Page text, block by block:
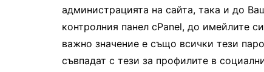
администрацията на сайта, така и до
контролния панел cPanel, до имейлите
важно значение е също всички тези
съвпадат с тези за профилите в